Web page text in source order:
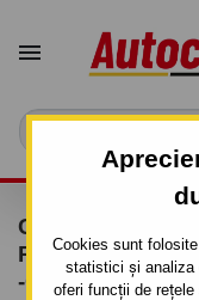
Cookies sunt
statistici și analiza
oferi funcții de

CÂRLIG DE
PICANTO - 5
-CU ŞURUBURI